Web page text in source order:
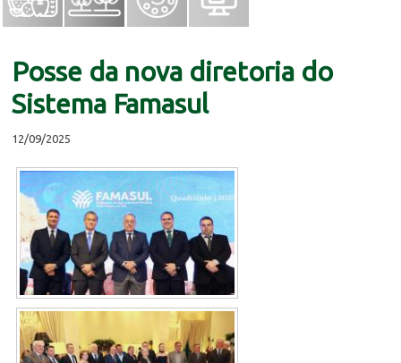
Posse da nova diretoria do
Sistema Famasul
12/09/2025